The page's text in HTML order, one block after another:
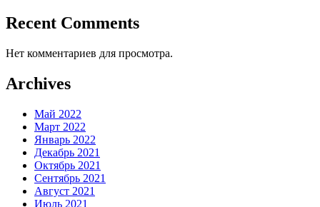
Recent Comments
Нет комментариев для просмотра.
Archives
Май 2022
Март 2022
Январь 2022
Декабрь 2021
Октябрь 2021
Сентябрь 2021
Август 2021
Июль 2021